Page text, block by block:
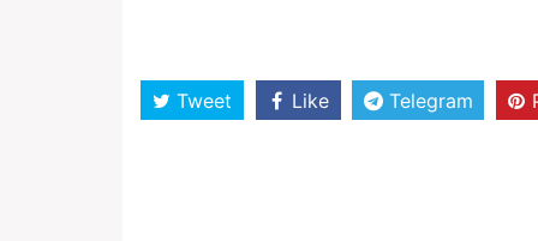
Tweet Like Telegram